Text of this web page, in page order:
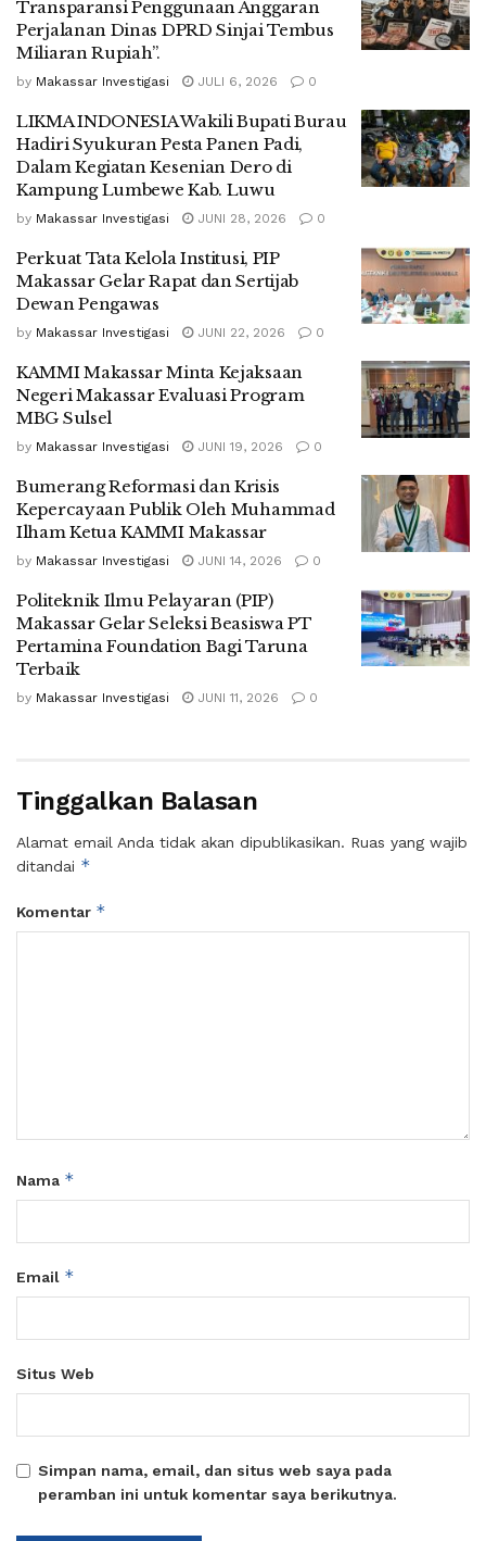
Transparansi Penggunaan Anggaran
Perjalanan Dinas DPRD Sinjai Tembus
Miliaran Rupiah”.
by Makassar Investigasi JULI 6, 2026 0
LIKMA INDONESIA Wakili Bupati Burau
Hadiri Syukuran Pesta Panen Padi,
Dalam Kegiatan Kesenian Dero di
Kampung Lumbewe Kab. Luwu
by Makassar Investigasi JUNI 28, 2026 0
Perkuat Tata Kelola Institusi, PIP
Makassar Gelar Rapat dan Sertijab
Dewan Pengawas
by Makassar Investigasi JUNI 22, 2026 0
KAMMI Makassar Minta Kejaksaan
Negeri Makassar Evaluasi Program
MBG Sulsel
by Makassar Investigasi JUNI 19, 2026 0
Bumerang Reformasi dan Krisis
Kepercayaan Publik Oleh Muhammad
Ilham Ketua KAMMI Makassar
by Makassar Investigasi JUNI 14, 2026 0
Politeknik Ilmu Pelayaran (PIP)
Makassar Gelar Seleksi Beasiswa PT
Pertamina Foundation Bagi Taruna
Terbaik
by Makassar Investigasi JUNI 11, 2026 0
Tinggalkan Balasan
Alamat email Anda tidak akan dipublikasikan. Ruas yang wajib
ditandai *
Komentar *
Nama *
Email *
Situs Web
Simpan nama, email, dan situs web saya pada
peramban ini untuk komentar saya berikutnya.